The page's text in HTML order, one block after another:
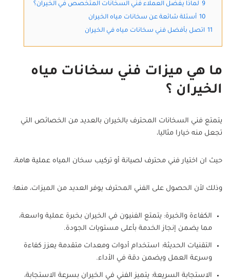
9 لماذا يفضل العملاء فني السخانات المتخصص في الخيران؟
10 أسئلة شائعة عن سخانات مياه الخيران
11 اتصل بأفضل فني سخانات مياه في الخيران
ما هي ميزات فني سخانات مياه
الخيران ؟
يتمتع فني السخانات المحترف بالخيران بالعديد من الخصائص التي
تجعل منه خيارا مثاليا،
حيث ان اختيار فني محترف لصيانة أو تركيب سخان المياه عملية هامة،
وذلك لأن الحصول على الفني المحترف يوفر العديد من الميزات، منها:
الكفاءة والخبرة: يتمتع الفنيون في الخيران بخبرة عملية واسعة،
مما يضمن إنجاز الخدمة بأعلى مستويات الجودة.
التقنيات الحديثة: استخدام أدوات ومعدات متقدمة يعزز كفاءة
وسرعة العمل ويضمن دقة في الأداء.
الاستجابة السريعة: يتميز الفني في الخيران بسرعة الاستجابة،